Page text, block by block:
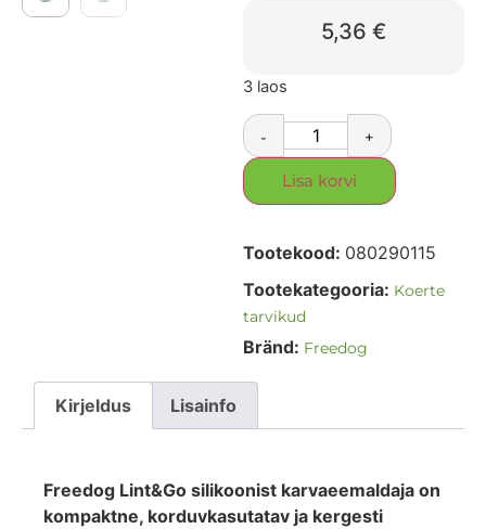
5,36 €
3 laos
- +
Lisa korvi
Tootekood: 080290115
Tootekategooria: Koerte
tarvikud
Bränd: Freedog
Kirjeldus Lisainfo
Freedog Lint&Go silikoonist karvaeemaldaja on
kompaktne, korduvkasutatav ja kergesti